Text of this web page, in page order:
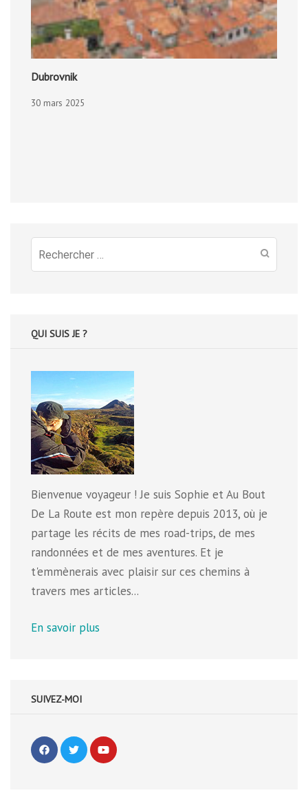
Dubrovnik
30 mars 2025
Recherche
pour
QUI SUIS JE ?
Bienvenue voyageur ! Je suis Sophie et Au Bout
De La Route est mon repère depuis 2013, où je
partage les récits de mes road-trips, de mes
randonnées et de mes aventures. Et je
t'emmènerais avec plaisir sur ces chemins à
travers mes articles...
En savoir plus
SUIVEZ-MOI